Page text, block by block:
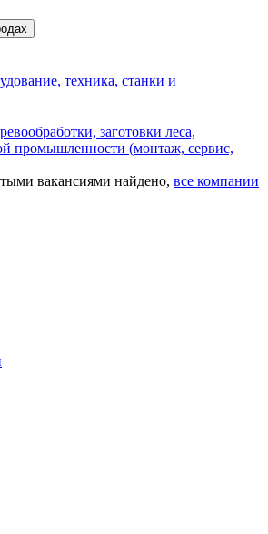
техника, станки и
заготовки леса,
промышленности (монтаж, сервис,
вакансиями найдено, все компании